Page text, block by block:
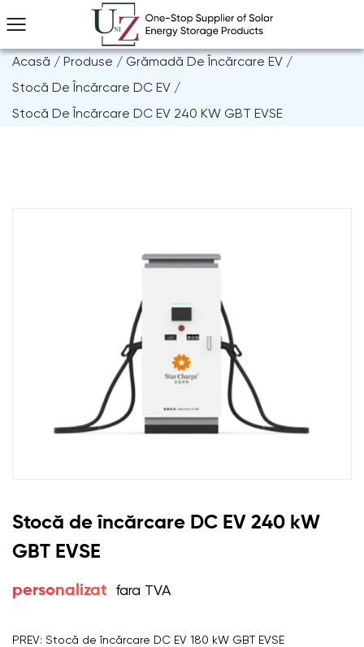
Acasă / Produse / Grămadă De Încărcare EV /
Stocă De Încărcare DC EV /
Stocă De Încărcare DC EV 240 KW GBT EVSE
Stocă de încărcare DC EV 240 kW
GBT EVSE
personalizat fara TVA
PREV: Stocă de încărcare DC EV 180 kW GBT EVSE